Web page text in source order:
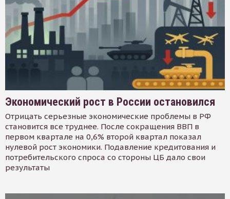
Экономический рост в России остановился
Отрицать серьезные экономические проблемы в РФ
становится все труднее. После сокращения ВВП в
первом квартале на 0,6% второй квартал показал
нулевой рост экономики. Подавление кредитования и
потребительского спроса со стороны ЦБ дало свои
результаты